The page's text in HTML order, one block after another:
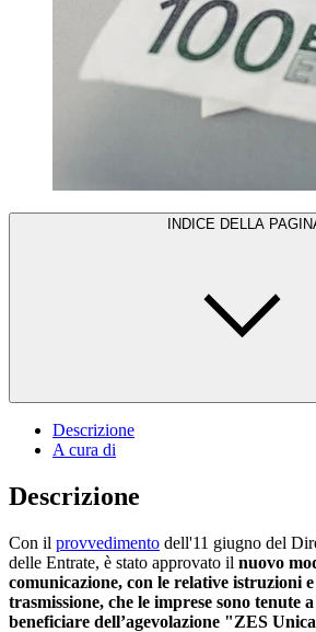
INDICE DELLA
Descrizione
A cura di
Descrizione
Con il provvedimento dell'11 giugno del
delle Entrate, è stato approvato il nuovo
comunicazione, con le relative istruzioni
trasmissione, che le imprese sono tenute
beneficiare dell’agevolazione "ZES